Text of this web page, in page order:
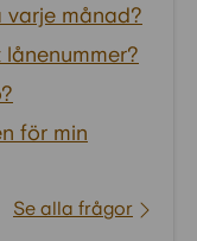
varje månad?
för min
Se alla frågor